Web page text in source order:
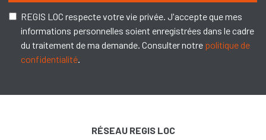
REGIS LOC respecte votre vie privée. J'accepte que mes
informations personnelles soient enregistrées dans le cadre
du traitement de ma demande. Consulter notre politique de
confidentialité.
RÉSEAU REGIS LOC